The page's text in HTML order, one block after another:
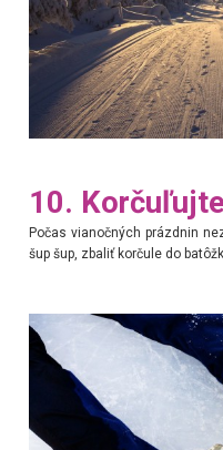
10.
Počas vianočných prázdnin
šup šup, zbaliť korčule do